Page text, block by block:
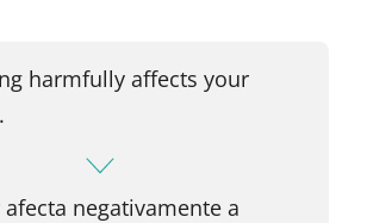
harmfully affects your
afecta negativamente a